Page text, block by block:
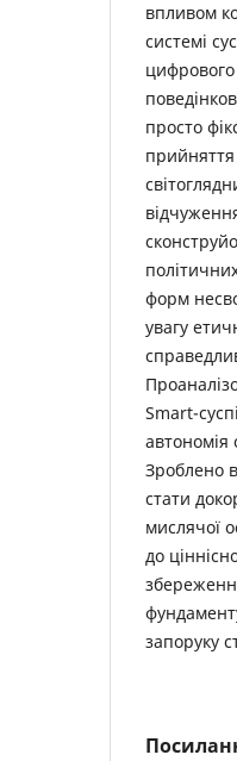
впливом
системі
цифрового
просто
форм
увагу
Smart-
автономія
Зроблено
стати
мислячої
до
запоруку